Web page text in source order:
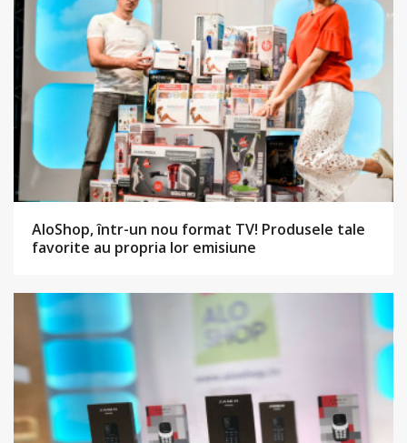
AloShop, într-un nou format TV! Produsele tale
favorite au propria lor emisiune